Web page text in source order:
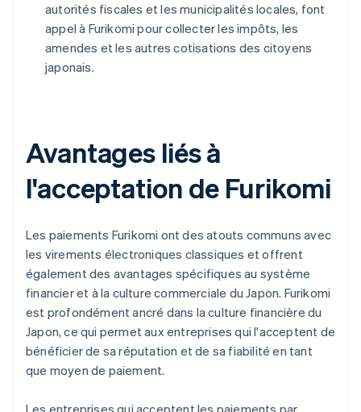
autorités fiscales et les municipalités locales, font
appel à Furikomi pour collecter les impôts, les
amendes et les autres cotisations des citoyens
japonais.
Avantages liés à
l'acceptation de Furikomi
Les paiements Furikomi ont des atouts communs avec
les virements électroniques classiques et offrent
également des avantages spécifiques au système
financier et à la culture commerciale du Japon. Furikomi
est profondément ancré dans la culture financière du
Japon, ce qui permet aux entreprises qui l'acceptent de
bénéficier de sa réputation et de sa fiabilité en tant
que moyen de paiement.